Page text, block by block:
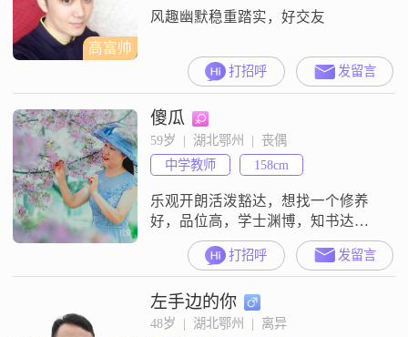
的内在品质
高富帅
风趣幽默稳重踏实，好交友
打招呼 发留言
傻瓜
59岁  |  湖北鄂州  |  丧偶
中学教师
158cm
乐观开朗活泼豁达，想找一个修养
好，品位高，学士渊博，知书达理
善解人意的好伴侣
打招呼 发留言
左手边的你
48岁  |  湖北鄂州  |  离异